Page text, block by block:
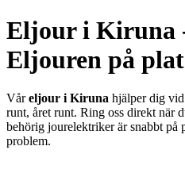
Eljour i Kiruna
Eljouren på
Våreljour i Kiruna hjälper dig
runt, året runt. Ring oss direkt när
behörig jourelektriker är snabbt på
problem.